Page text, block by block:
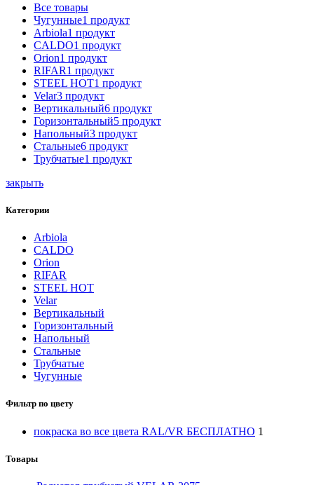
Все товары
Чугунные1 продукт
Arbiola1 продукт
CALDO1 продукт
Orion1 продукт
RIFAR1 продукт
STEEL HOT1 продукт
Velar3 продукт
Вертикальный6 продукт
Горизонтальный5 продукт
Напольный3 продукт
Стальные6 продукт
Трубчатые1 продукт
закрыть
Категории
Arbiola
CALDO
Orion
RIFAR
STEEL HOT
Velar
Вертикальный
Горизонтальный
Напольный
Стальные
Трубчатые
Чугунные
Фильтр по цвету
покраска во все цвета RAL/VR БЕСПЛАТНО 1
Товары